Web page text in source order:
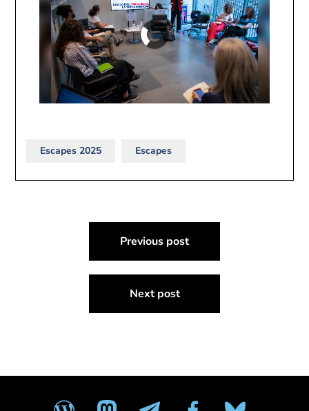
Escapes 2025 Escapes
Navigazione
Previous post
Next post
wordpressmastodon telegram facebook bluesky